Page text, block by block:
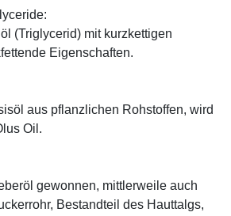
(Triglycerid) mit kurzkettigen
Eigenschaften.
aus pflanzlichen Rohstoffen, wird
Oil.
gewonnen, mittlerweile auch
Bestandteil des Hauttalgs,